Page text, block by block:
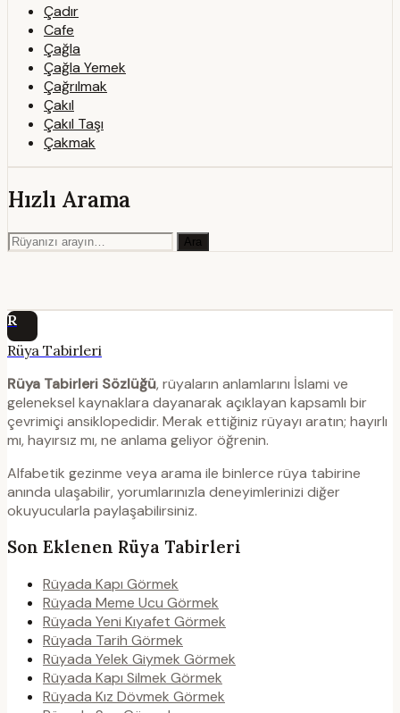
Çadır
Cafe
Çağla
Çağla Yemek
Çağrılmak
Çakıl
Çakıl Taşı
Çakmak
Hızlı Arama
Ara
R
Rüya Tabirleri
Rüya Tabirleri Sözlüğü, rüyaların anlamlarını İslami ve
geleneksel kaynaklara dayanarak açıklayan kapsamlı bir
çevrimiçi ansiklopedidir. Merak ettiğiniz rüyayı aratın; hayırlı
mı, hayırsız mı, ne anlama geliyor öğrenin.
Alfabetik gezinme veya arama ile binlerce rüya tabirine
anında ulaşabilir, yorumlarınızla deneyimlerinizi diğer
okuyucularla paylaşabilirsiniz.
Son Eklenen Rüya Tabirleri
Rüyada Kapı Görmek
Rüyada Meme Ucu Görmek
Rüyada Yeni Kıyafet Görmek
Rüyada Tarih Görmek
Rüyada Yelek Giymek Görmek
Rüyada Kapı Silmek Görmek
Rüyada Kız Dövmek Görmek